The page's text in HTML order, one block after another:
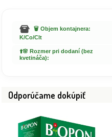
🗑️ Objem kontajnera:
K/Co/Clt
⬆️🌸 Rozmer pri dodaní (bez
kvetináča):
Odporúčame dokúpiť